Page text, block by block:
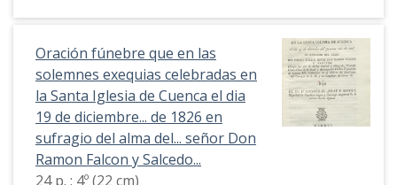
Oración fúnebre que en las
solemnes exequias celebradas en
la Santa Iglesia de Cuenca el dia
19 de diciembre... de 1826 en
sufragio del alma del... señor Don
Ramon Falcon y Salcedo...
24 p. ; 4º (22 cm)